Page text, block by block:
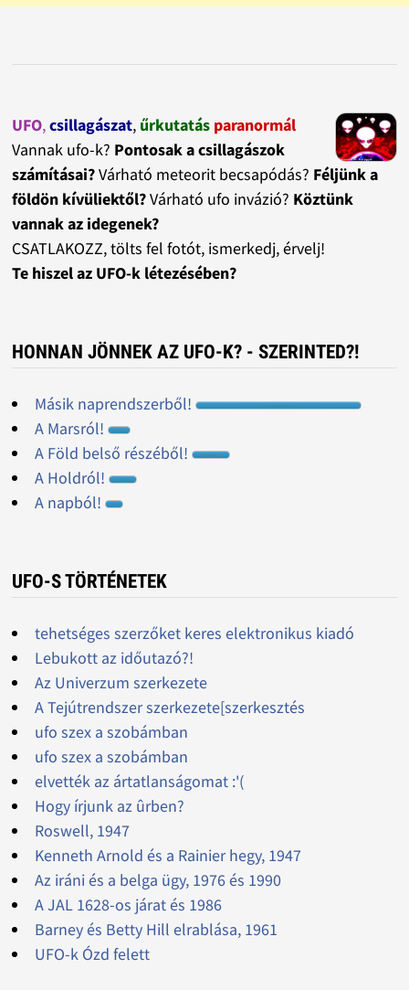
UFO,csillagászat, űrkutatás paranormál
Vannak ufo-k? Pontosak a csillagászok
számításai?Várható meteorit becsapódás? Féljünk a
földön kívüliektől?Várható ufo invázió? Köztünk
vannak az idegenek?
CSATLAKOZZ, tölts fel fotót, ismerkedj, érvelj!
Te hiszel az UFO-k létezésében?
HONNAN JÖNNEK AZ UFO-K? - SZERINTED?!
Másik naprendszerből!
A Marsról!
A Föld belső részéből!
A Holdról!
A napból!
UFO-S TÖRTÉNETEK
tehetséges szerzőket keres elektronikus kiadó
Lebukott az időutazó?!
Az Univerzum szerkezete
A Tejútrendszer szerkezete[szerkesztés
ufo szex a szobámban
ufo szex a szobámban
elvették az ártatlanságomat :'(
Hogy írjunk az ûrben?
Roswell, 1947
Kenneth Arnold és a Rainier hegy, 1947
Az iráni és a belga ügy, 1976 és 1990
A JAL 1628-os járat és 1986
Barney és Betty Hill elrablása, 1961
UFO-k Ózd felett